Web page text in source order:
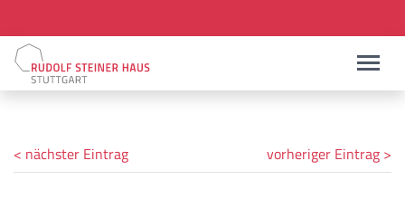
< nächster Eintrag vorheriger Eintrag >